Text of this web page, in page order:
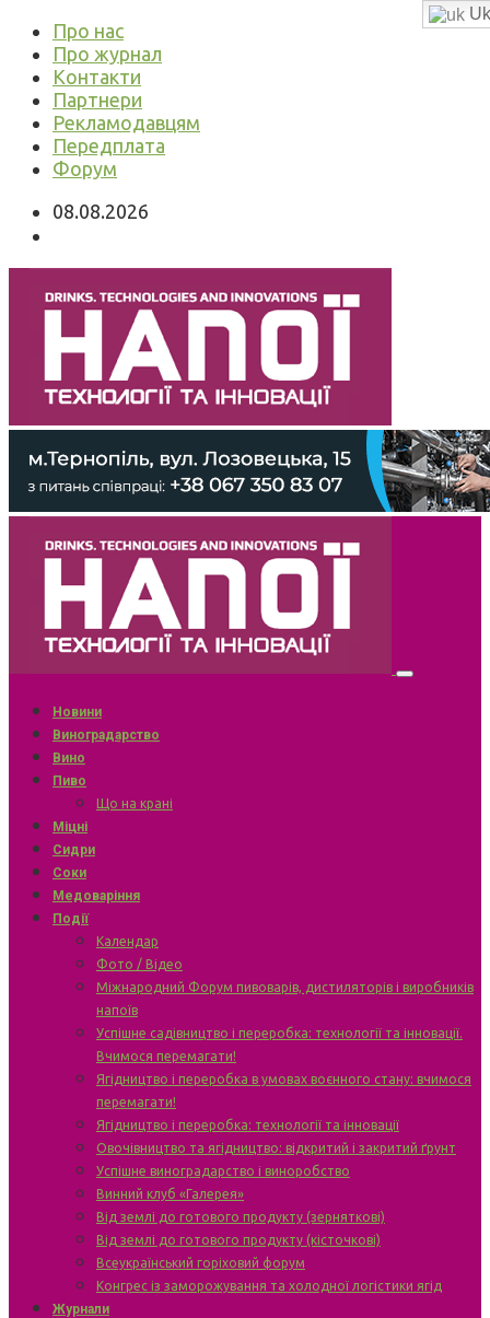
Про нас
Про журнал
Контакти
Партнери
Рекламодавцям
Передплата
Форум
08.08.2026
Новини
Виноградарство
Вино
Пиво
Що на крані
Міцні
Сидри
Соки
Медоваріння
Події
Календар
Фото / Відео
Міжнародний Форум пивоварів, дистиляторів і виробників
напоїв
Успішне садівництво і переробка: технології та інновації.
Вчимося перемагати!
Ягідництво і переробка в умовах воєнного стану: вчимося
перемагати!
Ягідництво і переробка: технології та інновації
Овочівництво та ягідництво: відкритий і закритий ґрунт
Успішне виноградарство і виноробство
Винний клуб «Галерея»
Від землі до готового продукту (зерняткові)
Від землі до готового продукту (кісточкові)
Всеукраїнський горіховий форум
Конгрес із заморожування та холодної логістики ягід
Журнали